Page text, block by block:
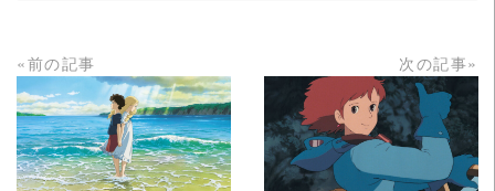
«前の記事
READ MORE
次の記事»
READ MORE